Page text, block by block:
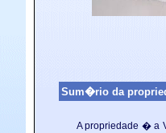
Sum�rio da
A propriedade � a